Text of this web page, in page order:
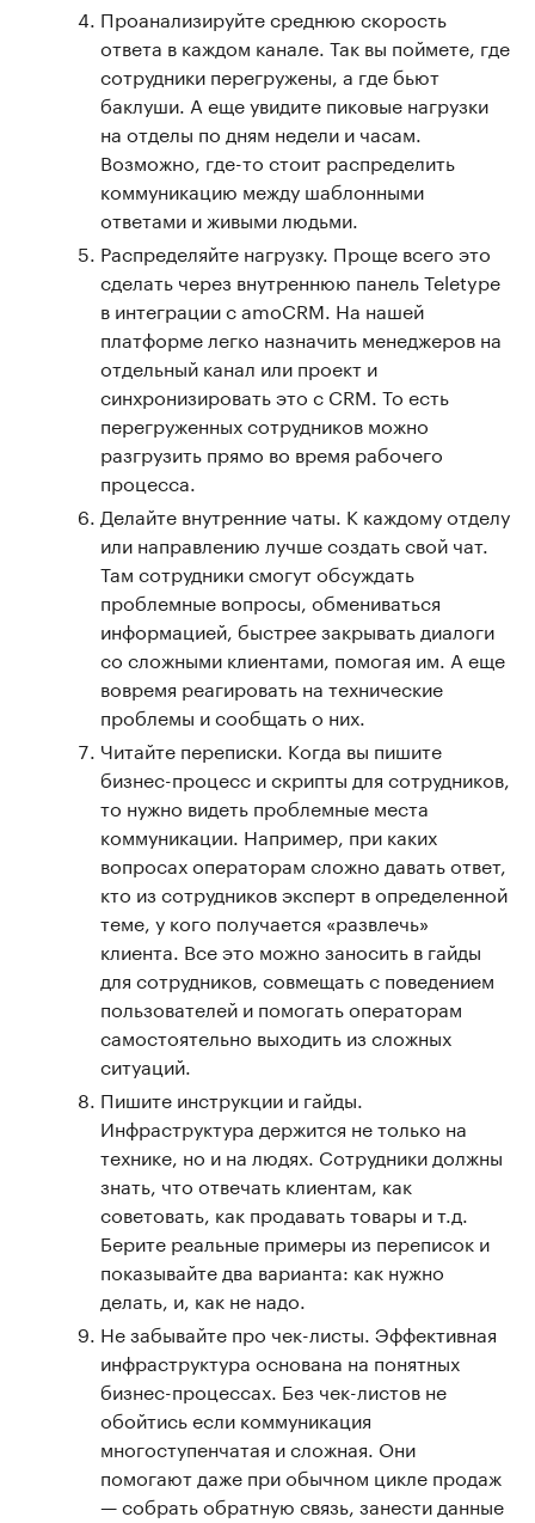
Проанализируйте среднюю скорость
ответа в каждом канале. Так вы поймете, где
сотрудники перегружены, а где бьют
баклуши. А еще увидите пиковые нагрузки
на отделы по дням недели и часам.
Возможно, где-то стоит распределить
коммуникацию между шаблонными
ответами и живыми людьми.
Распределяйте нагрузку. Проще всего это
сделать через внутреннюю панель Teletype
в интеграции с amoCRM. На нашей
платформе легко назначить менеджеров на
отдельный канал или проект и
синхронизировать это с CRM. То есть
перегруженных сотрудников можно
разгрузить прямо во время рабочего
процесса.
Делайте внутренние чаты. К каждому отделу
или направлению лучше создать свой чат.
Там сотрудники смогут обсуждать
проблемные вопросы, обмениваться
информацией, быстрее закрывать диалоги
со сложными клиентами, помогая им. А еще
вовремя реагировать на технические
проблемы и сообщать о них.
Читайте переписки. Когда вы пишите
бизнес-процесс и скрипты для сотрудников,
то нужно видеть проблемные места
коммуникации. Например, при каких
вопросах операторам сложно давать ответ,
кто из сотрудников эксперт в определенной
теме, у кого получается «развлечь»
клиента. Все это можно заносить в гайды
для сотрудников, совмещать с поведением
пользователей и помогать операторам
самостоятельно выходить из сложных
ситуаций.
Пишите инструкции и гайды.
Инфраструктура держится не только на
технике, но и на людях. Сотрудники должны
знать, что отвечать клиентам, как
советовать, как продавать товары и т.д.
Берите реальные примеры из переписок и
показывайте два варианта: как нужно
делать, и, как не надо.
Не забывайте про чек-листы. Эффективная
инфраструктура основана на понятных
бизнес-процессах. Без чек-листов не
обойтись если коммуникация
многоступенчатая и сложная. Они
помогают даже при обычном цикле продаж
— собрать обратную связь, занести данные